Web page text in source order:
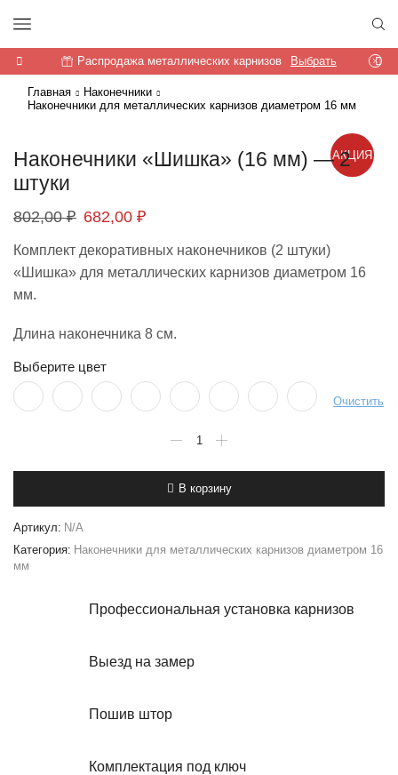
Распродажа металлических карнизов Выбрать
Главная
Наконечники
Наконечники для металлических карнизов диаметром 16 мм
АКЦИЯ
Наконечники «Шишка» (16 мм) — 2
штуки
802,00₽ Первоначальная
составляла
682,00 ₽
682,00 ₽.
Комплект декоративных наконечников (2 штуки)
«Шишка» для металлических карнизов диаметром 16
мм.
Длина наконечника 8 см.
Выберите цвет
Очистить
товара
(16
мм)
штуки
В корзину
Артикул: N/A
Категория: Наконечники для металлических карнизов диаметром 16
мм
Профессиональная установка карнизов
Выезд на замер
Пошив штор
Комплектация под ключ